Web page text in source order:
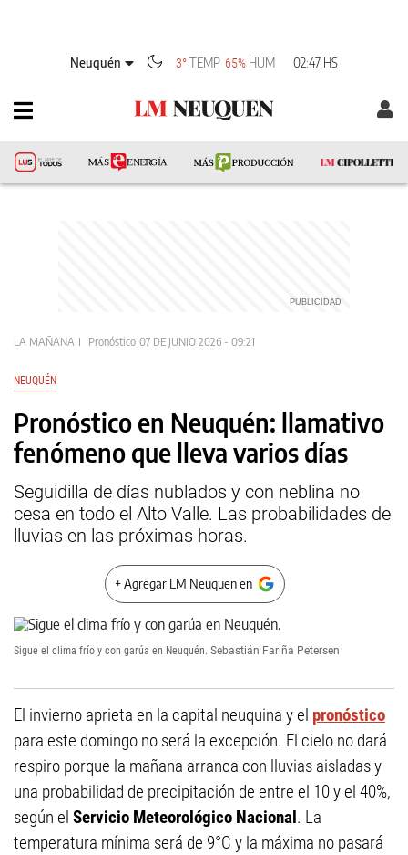
Neuquén 3° TEMP 65% HUM 02:47 HS
LA MAÑANA Pronóstico 07 DE JUNIO 2026 - 09:21
NEUQUÉN
Pronóstico en Neuquén: llamativo
fenómeno que lleva varios días
Seguidilla de días nublados y con neblina no
cesa en todo el Alto Valle. Las probabilidades de
lluvias en las próximas horas.
+ Agregar LM Neuquen en
Sigue el clima frío y con garúa en Neuquén. Sebastián Fariña Petersen
El invierno aprieta en la capital neuquina y el pronóstico
para este domingo no será la excepción. El cielo no dará
respiro porque la mañana arranca con lluvias aisladas y
una probabilidad de precipitación de entre el 10 y el 40%,
según el Servicio Meteorológico Nacional. La
temperatura mínima será de 9°C y la máxima no pasará